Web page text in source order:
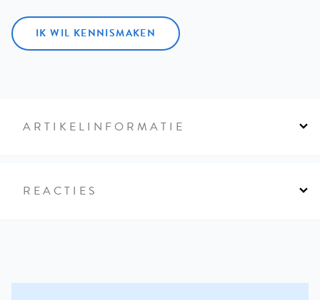
IK WIL KENNISMAKEN
ARTIKELINFORMATIE
REACTIES